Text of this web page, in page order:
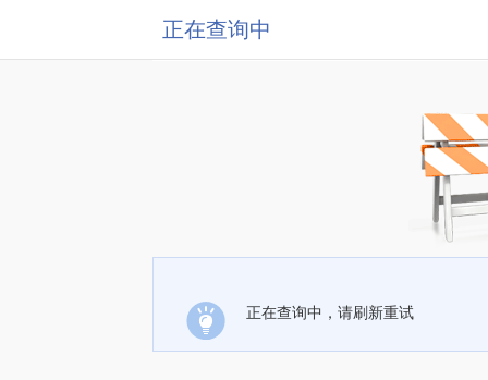
正在查询中
正在查询中，请刷新重试